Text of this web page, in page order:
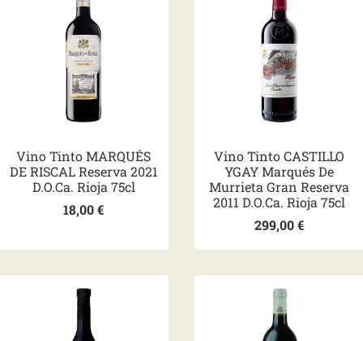
Vino Tinto MARQUÉS
DE RISCAL Reserva 2021
D.O.Ca. Rioja 75cl
18,00€
Vino Tinto CASTILLO
YGAY Marqués De
Murrieta Gran Reserva
2011 D.O.Ca. Rioja 75cl
299,00€